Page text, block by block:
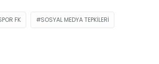
FK SOSYAL MEDYA TEPKILERI